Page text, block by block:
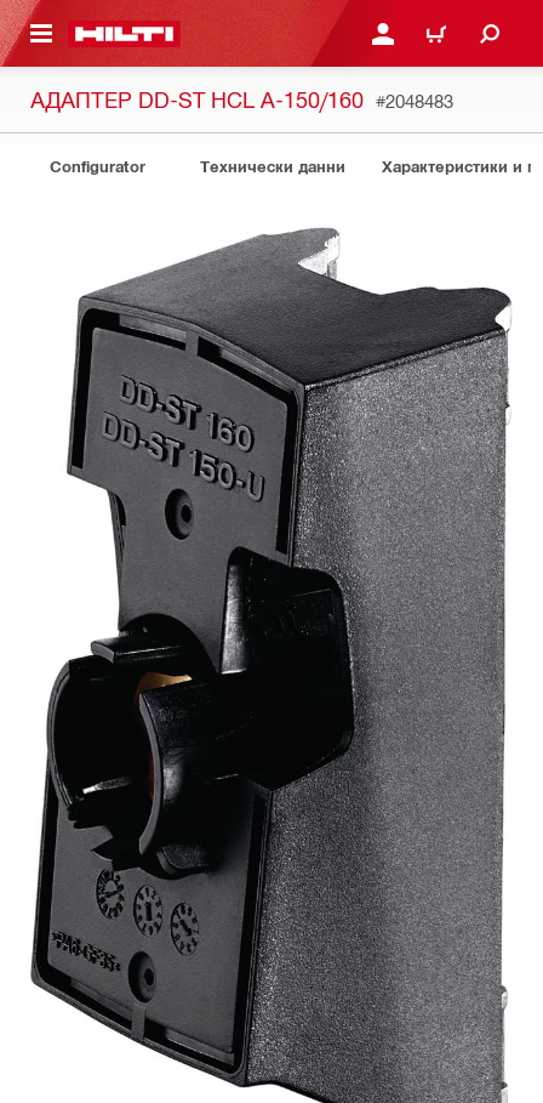
СЪДЪРЖАНИЕ ВЛЕЗ ИЛИ СЕ
КОЛИЧКА
АДАПТЕР DD-ST HCL A-150/160 #2048483
Configurator Технически данни Характеристики и